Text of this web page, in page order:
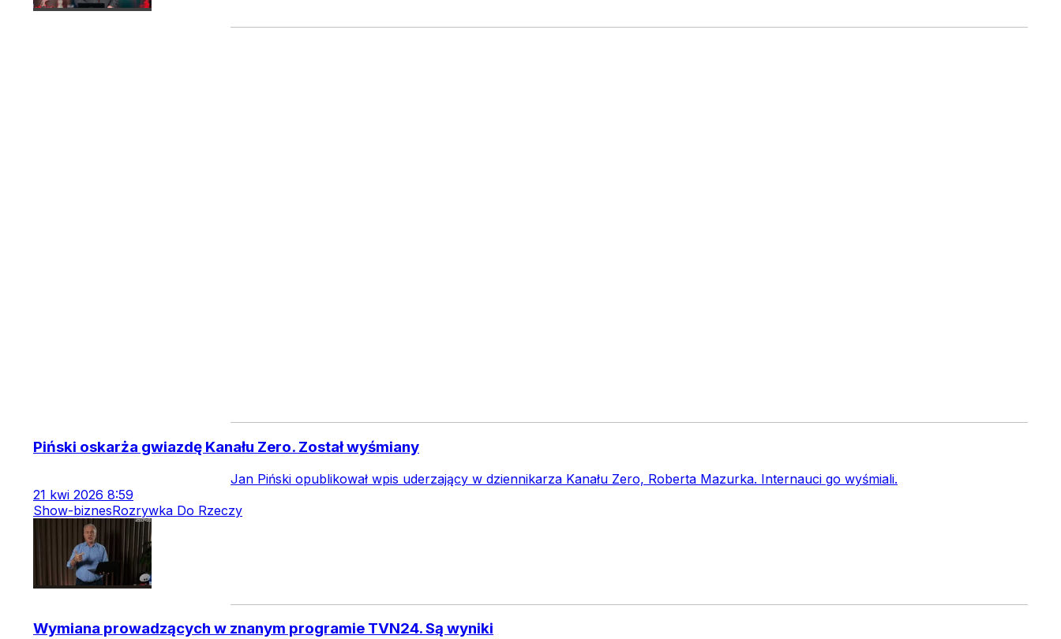
Piński oskarża gwiazdę Kanału Zero. Został wyśmiany
Jan Piński opublikował wpis uderzający w dziennikarza Kanału Zero, Roberta Mazurka. Internauci go wyśmiali.
21 kwi 2026 8:59
Show-biznesRozrywka Do Rzeczy
Wymiana prowadzących w znanym programie TVN24. Są wyniki